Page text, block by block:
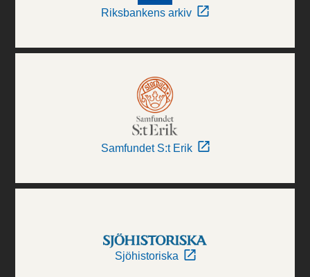
Riksbankens arkiv
Samfundet S:t Erik
Sjöhistoriska